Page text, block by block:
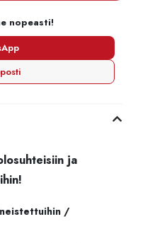
nopeasti!
ja
/